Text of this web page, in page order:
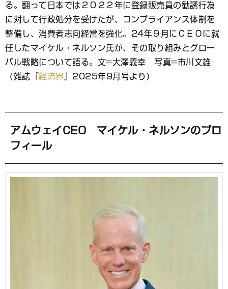
る。翻って日本では２０２２年に登録販売員の勧誘行為
に対して行政処分を受けたが、コンプライアンス体制を
整備し、消費者志向経営を強化。24年９月にＣＥＯに就
任したマイケル・ネルソン氏が、その取り組みとグロー
バル戦略について語る。文=大澤義幸 写真=市川文雄
（雑誌『 経済界 』2025年9月号より）
アムウェイCEO マイケル・ネルソンのプロ
フィール